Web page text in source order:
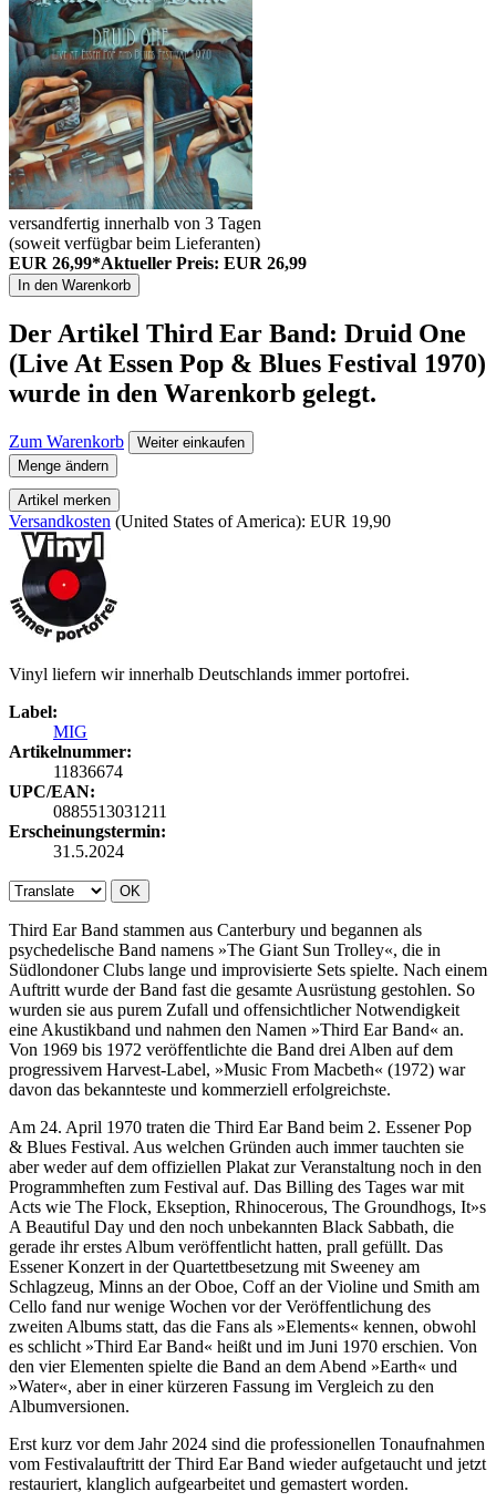
versandfertig innerhalb von 3 Tagen
(soweit verfügbar beim Lieferanten)
EUR 26,99*Aktueller Preis: EUR 26,99
In den Warenkorb
Der Artikel Third Ear Band: Druid One
(Live At Essen Pop & Blues Festival 1970)
wurde in den Warenkorb gelegt.
Zum Warenkorb
Weiter einkaufen
Menge ändern
Artikel merken
Versandkosten (United States of America): EUR 19,90
Vinyl liefern wir innerhalb Deutschlands immer portofrei.
Label:
MIG
Artikelnummer:
11836674
UPC/EAN:
0885513031211
Erscheinungstermin:
31.5.2024
OK
Third Ear Band stammen aus Canterbury und begannen als
psychedelische Band namens »The Giant Sun Trolley«, die in
Südlondoner Clubs lange und improvisierte Sets spielte. Nach einem
Auftritt wurde der Band fast die gesamte Ausrüstung gestohlen. So
wurden sie aus purem Zufall und offensichtlicher Notwendigkeit
eine Akustikband und nahmen den Namen »Third Ear Band« an.
Von 1969 bis 1972 veröffentlichte die Band drei Alben auf dem
progressivem Harvest-Label, »Music From Macbeth« (1972) war
davon das bekannteste und kommerziell erfolgreichste.
Am 24. April 1970 traten die Third Ear Band beim 2. Essener Pop
& Blues Festival. Aus welchen Gründen auch immer tauchten sie
aber weder auf dem offiziellen Plakat zur Veranstaltung noch in den
Programmheften zum Festival auf. Das Billing des Tages war mit
Acts wie The Flock, Ekseption, Rhinocerous, The Groundhogs, It»s
A Beautiful Day und den noch unbekannten Black Sabbath, die
gerade ihr erstes Album veröffentlicht hatten, prall gefüllt. Das
Essener Konzert in der Quartettbesetzung mit Sweeney am
Schlagzeug, Minns an der Oboe, Coff an der Violine und Smith am
Cello fand nur wenige Wochen vor der Veröffentlichung des
zweiten Albums statt, das die Fans als »Elements« kennen, obwohl
es schlicht »Third Ear Band« heißt und im Juni 1970 erschien. Von
den vier Elementen spielte die Band an dem Abend »Earth« und
»Water«, aber in einer kürzeren Fassung im Vergleich zu den
Albumversionen.
Erst kurz vor dem Jahr 2024 sind die professionellen Tonaufnahmen
vom Festivalauftritt der Third Ear Band wieder aufgetaucht und jetzt
restauriert, klanglich aufgearbeitet und gemastert worden.